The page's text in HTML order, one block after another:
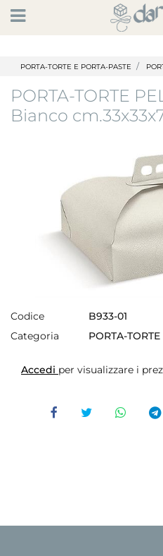
Open
PORTA-TORTE E PORTA-PASTE
PORTA-TORTE
Bianco
Codice
B933-01
Categoria
PORTA-
Accedi per visualizzare i